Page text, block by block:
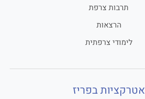
תרבות צרפת
הרצאות
לימודי צרפתית
אטרקציות בפריז